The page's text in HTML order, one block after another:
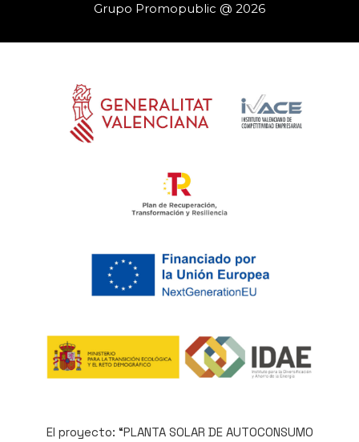
Grupo Promopublic @ 2026
El proyecto: “PLANTA SOLAR DE AUTOCONSUMO